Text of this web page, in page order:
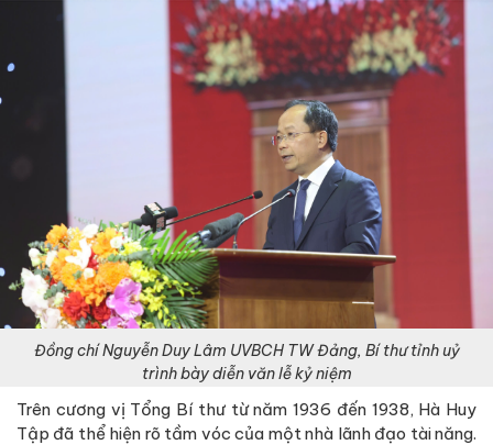
Đồng chí Nguyễn Duy Lâm UVBCH TW Đảng, Bí thư tỉnh uỷ
trình bày diễn văn lễ kỷ niệm
Trên cương vị Tổng Bí thư từ năm 1936 đến 1938, Hà Huy
Tập đã thể hiện rõ tầm vóc của một nhà lãnh đạo tài năng.